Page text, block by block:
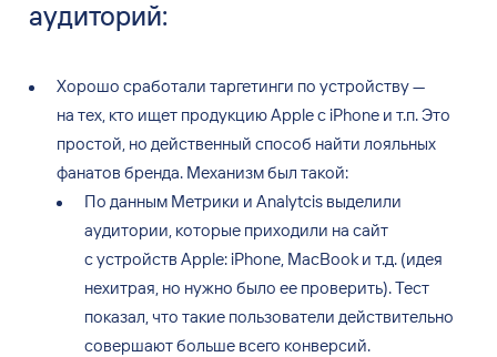
аудиторий:
Хорошо сработали таргетинги по устройству —
на тех, кто ищет продукцию Apple с iPhone и т.п. Это
простой, но действенный способ найти лояльных
фанатов бренда. Механизм был такой:
По данным Метрики и Analytcis выделили
аудитории, которые приходили на сайт
с устройств Apple: iPhone, MacBook и т.д. (идея
нехитрая, но нужно было ее проверить). Тест
показал, что такие пользователи действительно
совершают больше всего конверсий.